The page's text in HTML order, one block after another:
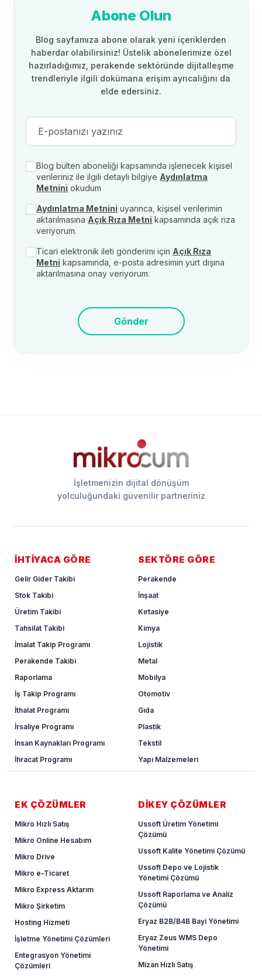
Abone Olun
Blog sayfamıza abone olarak yeni içeriklerden
haberdar olabilirsiniz! Üstelik abonelerimize özel
hazırladığımız, perakende sektöründe dijitalleşme
trendleriyle ilgili dokümana erişim ayrıcalığını da
elde edersiniz.
Blog bülten aboneliği kapsamında işlenecek kişisel
verileriniz ile ilgili detaylı bilgiye Aydınlatma
Metnini okudum
Aydınlatma Metnini uyarınca, kişisel verilerimin
aktarılmasına Açık Rıza Metni kapsamında açık rıza
veriyorum.
Ticari elektronik ileti gönderimi için Açık Rıza
Metni kapsamında, e-posta adresimin yurt dışına
aktarılmasına onay veriyorum.
Gönder
İşletmenizin dijital dönüşüm
yolculuğundaki güvenilir partneriniz
İHTİYACA GÖRE
Gelir Gider Takibi
Stok Takibi
Üretim Takibi
Tahsilat Takibi
İmalat Takip Programı
Perakende Takibi
Raporlama
İş Takip Programı
İthalat Programı
İrsaliye Programı
İnsan Kaynakları Programı
İhracat Programı
SEKTÖRE GÖRE
Perakende
İnşaat
Kırtasiye
Kimya
Lojistik
Metal
Mobilya
Otomotiv
Gıda
Plastik
Tekstil
Yapı Malzemeleri
EK ÇÖZÜMLER
Mikro Hızlı Satış
Mikro Online Hesabım
Mikro Drive
Mikro e-Ticaret
Mikro Express Aktarım
Mikro Şirketim
Hosting Hizmeti
İşletme Yönetimi Çözümleri
Entegrasyon Yönetimi
Çözümleri
DİKEY ÇÖZÜMLER
Ussoft Üretim Yönetimi
Çözümü
Ussoft Kalite Yönetimi Çözümü
Ussoft Depo ve Lojistik
Yönetimi Çözümü
Ussoft Raporlama ve Analiz
Çözümü
Eryaz B2B/B4B Bayi Yönetimi
Eryaz Zeus WMS Depo
Yönetimi
Mizan Hızlı Satış